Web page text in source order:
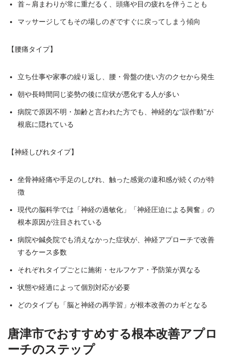
首～肩まわりが常に重だるく、頭痛や目の疲れを伴うことも
マッサージしてもその場しのぎですぐに戻ってしまう傾向
【腰痛タイプ】
立ち仕事や家事の繰り返し、腰・骨盤の使い方のクセから発生
朝や長時間同じ姿勢の後に症状が悪化する人が多い
病院で原因不明・加齢と言われた方でも、神経的な“誤作動”が
根底に隠れている
【神経しびれタイプ】
坐骨神経痛や手足のしびれ、触った感覚の違和感が続くのが特
徴
現代の脳科学では「神経の過敏化」「神経圧迫による興奮」の
根本原因が注目されている
病院や鍼灸院でも消えなかった症状が、神経アプローチで改善
するケース多数
それぞれタイプごとに施術・セルフケア・予防策が異なる
状態や経過によって個別対応が必要
どのタイプも「脳と神経の再学習」が根本改善のカギとなる
唐津市でおすすめする根本改善アプロ
ーチのステップ